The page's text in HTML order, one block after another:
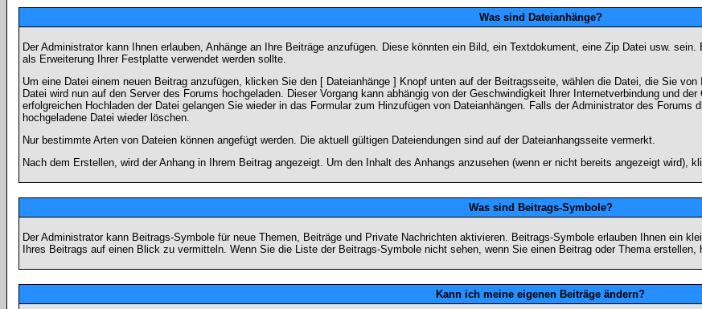
Was sind Dateianhänge?
Der Administrator kann Ihnen erlauben, Anhänge an Ihre Beiträge anzufügen. Diese könnten ein Bild, ein Textdokument, eine Zip Datei usw.
als Erweiterung Ihrer Festplatte verwendet werden sollte.
Um eine Datei einem neuen Beitrag anzufügen, klicken Sie den [ Dateianhänge ] Knopf unten auf der Beitragsseite, wählen die Datei, die Sie
Datei wird nun auf den Server des Forums hochgeladen. Dieser Vorgang kann abhängig von der Geschwindigkeit Ihrer Internetverbindung und
erfolgreichen Hochladen der Datei gelangen Sie wieder in das Formular zum Hinzufügen von Dateianhängen. Falls der Administrator des
hochgeladene Datei wieder löschen.
Nur bestimmte Arten von Dateien können angefügt werden. Die aktuell gültigen Dateiendungen sind auf der Dateianhangsseite vermerkt.
Nach dem Erstellen, wird der Anhang in Ihrem Beitrag angezeigt. Um den Inhalt des Anhangs anzusehen (wenn er nicht bereits angezeigt wird),
Was sind Beitrags-Symbole?
Der Administrator kann Beitrags-Symbole für neue Themen, Beiträge und Private Nachrichten aktivieren. Beitrags-Symbole erlauben Ihnen ein
Ihres Beitrags auf einen Blick zu vermitteln. Wenn Sie die Liste der Beitrags-Symbole nicht sehen, wenn Sie einen Beitrag oder Thema
Kann ich meine eigenen Beiträge ändern?